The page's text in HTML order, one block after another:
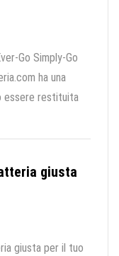
Go Simply-Go
ha una
essere restituita
giusta
giusta per il tuo